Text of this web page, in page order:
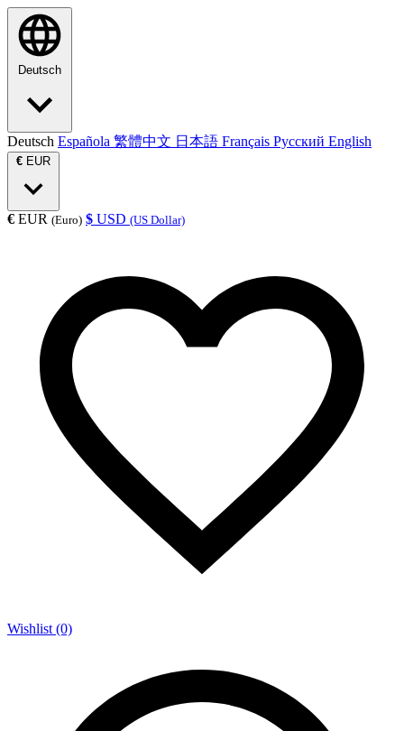
Deutsch
Deutsch Española 繁體中文 日本語 Français Русский English
€ EUR
€ EUR (Euro) $ USD (US Dollar)
Wishlist (0)